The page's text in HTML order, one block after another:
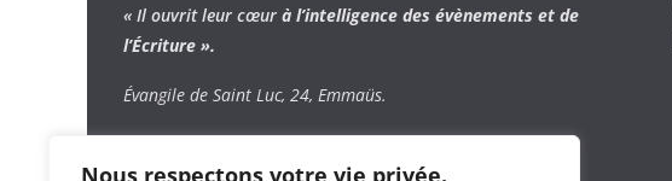
Nous respectons votre vie privée.
« Il ouvrit leur cœur à l’intelligence des évènements et de
l’Écriture ».
Évangile de Saint Luc, 24, Emmaüs.